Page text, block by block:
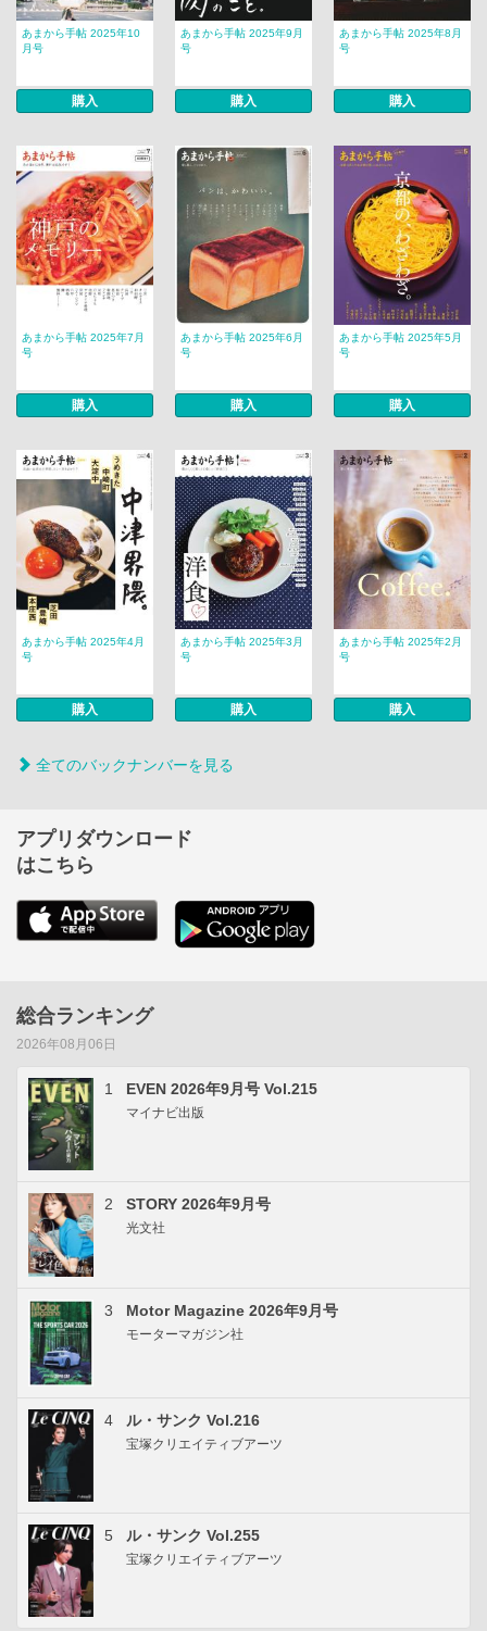
あまから手帖 2025年10
月号
購入
あまから手帖 2025年9月
号
購入
あまから手帖 2025年8月
号
購入
あまから手帖 2025年7月
号
購入
あまから手帖 2025年6月
号
購入
あまから手帖 2025年5月
号
購入
あまから手帖 2025年4月
号
購入
あまから手帖 2025年3月
号
購入
あまから手帖 2025年2月
号
購入
全てのバックナンバーを見る
アプリダウンロード
はこちら
総合ランキング
2026年08月06日
1 EVEN 2026年9月号 Vol.215
マイナビ出版
2 STORY 2026年9月号
光文社
3 Motor Magazine 2026年9月号
モーターマガジン社
4 ル・サンク Vol.216
宝塚クリエイティブアーツ
5 ル・サンク Vol.255
宝塚クリエイティブアーツ